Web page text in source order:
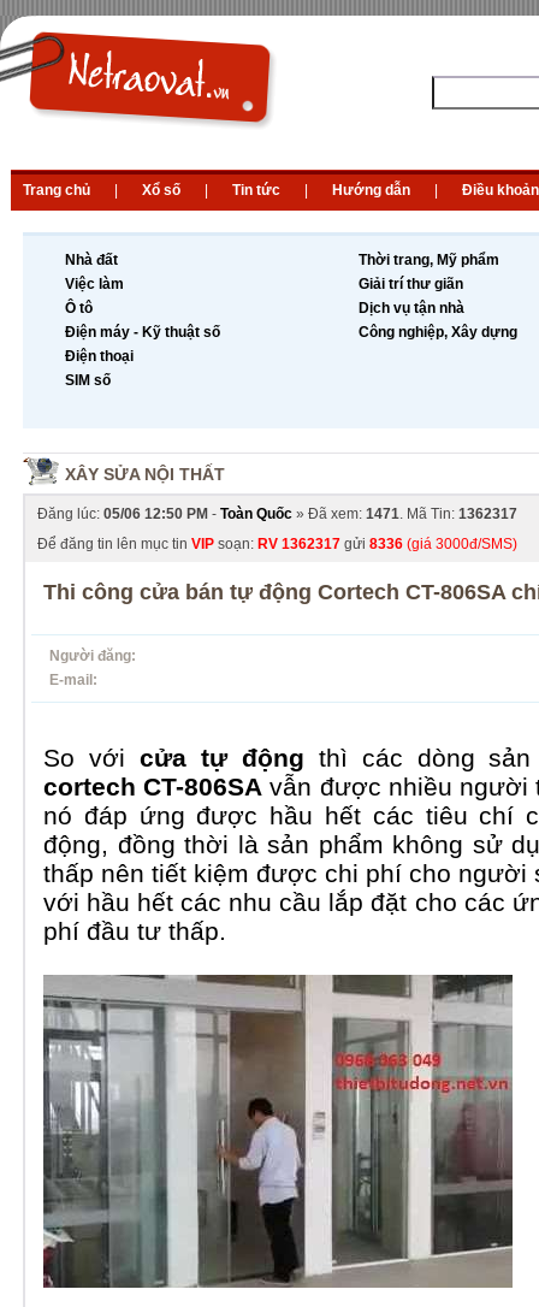
Trang chủ Xổ số Tin tức Hướng dẫn Điều khoản
Nhà đất
Việc làm
Ô tô
Điện máy - Kỹ thuật số
Điện thoại
SIM số
Thời trang, Mỹ phẩm
Giải trí thư giãn
Dịch vụ tận nhà
Công nghiệp, Xây dựng
XÂY SỬA NỘI THẤT
Đăng lúc: 05/06 12:50 PM - Toàn Quốc » Đã xem: 1471. Mã Tin: 1362317
Để đăng tin lên mục tin VIP soạn: RV 1362317 gửi 8336 (giá 3000đ/SMS)
Thi công cửa bán tự động Cortech CT-806SA
Người đăng:
E-mail:
So với cửa tự động thì các dòng
cortech CT-806SA vẫn được nhiều người
nó đáp ứng được hầu hết các tiêu chí
động, đồng thời là sản phẩm không sử
thấp nên tiết kiệm được chi phí cho người
với hầu hết các nhu cầu lắp đặt cho các
phí đầu tư thấp.